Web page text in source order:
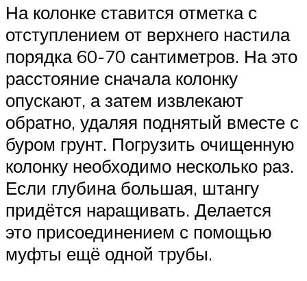
На колонке ставится отметка с
отступлением от верхнего настила
порядка 60-70 сантиметров. На это
расстояние сначала колонку
опускают, а затем извлекают
обратно, удаляя поднятый вместе с
буром грунт. Погрузить очищенную
колонку необходимо несколько раз.
Если глубина большая, штангу
придётся наращивать. Делается
это присоединением с помощью
муфты ещё одной трубы.